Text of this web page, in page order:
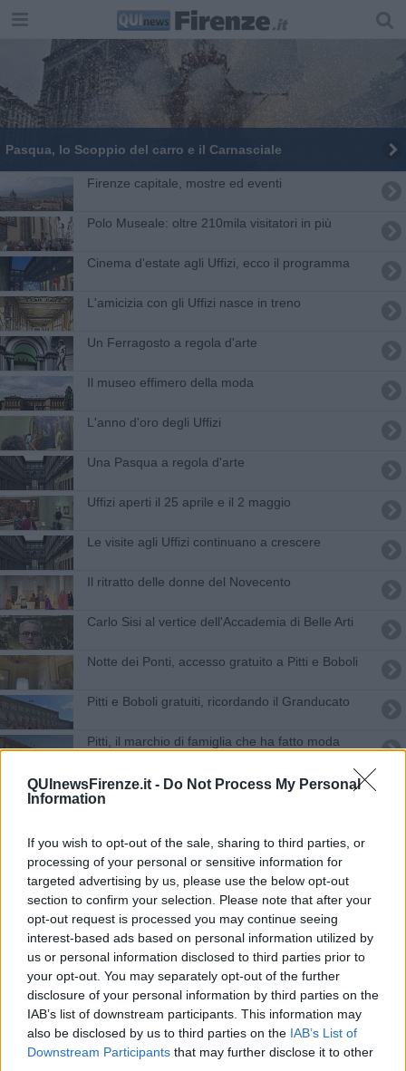
QUInewsFirenze.it - Do Not Process My Personal
Information
If you wish to opt-out of the sale, sharing to third parties, or
processing of your personal or sensitive information for
targeted advertising by us, please use the below opt-out
section to confirm your selection. Please note that after your
opt-out request is processed you may continue seeing
interest-based ads based on personal information utilized by
us or personal information disclosed to third parties prior to
your opt-out. You may separately opt-out of the further
disclosure of your personal information by third parties on the
IAB’s list of downstream participants. This information may
also be disclosed by us to third parties on the IAB’s List of
Downstream Participants that may further disclose it to other
Pasqua, lo Scoppio del carro e il Carnasciale
Firenze capitale, mostre ed eventi
Polo Museale: oltre 210mila visitatori in più
Cinema d'estate agli Uffizi, ecco il programma
L'amicizia con gli Uffizi nasce in treno
Un Ferragosto a regola d'arte
Il museo effimero della moda
L'anno d'oro degli Uffizi
Una Pasqua a regola d'arte
Uffizi aperti il 25 aprile e il 2 maggio
Le visite agli Uffizi continuano a crescere
Il ritratto delle donne del Novecento
Carlo Sisi al vertice dell'Accademia di Belle Arti
Notte dei Ponti, accesso gratuito a Pitti e Boboli
Pitti e Boboli gratuiti, ricordando il Granducato
Pitti, il marchio di famiglia che ha fatto moda
Dal Museo Civico agli Uffizi due tele di Bezzuoli
Capucci onirico per un teatro dionisiaco
La meraviglia nei tessuti del Trecento
L'arte si mobilita per la ricostruzione
Accademia del Maggio in scena a Palazzo Pitti
Uffizi, visite in calo ma crescono in altri musei
Pasqua da record per i musei cittadini